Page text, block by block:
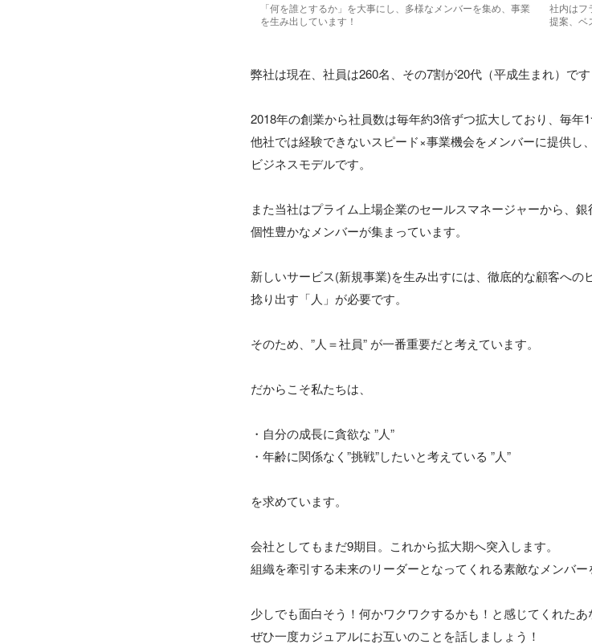
「何を誰とするか」を大事にし、多様なメンバーを集め、事業
を生み出しています！
社内はフ
提案、ベ
弊社は現在、社員は260名、その7割が20代（平成生まれ）です
2018年の創業から社員数は毎年約3倍ずつ拡大しており、毎年
他社では経験できないスピード×事業機会をメンバーに提供し
ビジネスモデルです。
また当社はプライム上場企業のセールスマネージャーから、
個性豊かなメンバーが集まっています。
新しいサービス(新規事業)を生み出すには、徹底的な顧客へ
捻り出す「人」が必要です。
そのため、”人＝社員” が一番重要だと考えています。
だからこそ私たちは、
・自分の成長に貪欲な ”人”
・年齢に関係なく”挑戦”したいと考えている ”人”
を求めています。
会社としてもまだ9期目。これから拡大期へ突入します。
組織を牽引する未来のリーダーとなってくれる素敵なメンバー
少しでも面白そう！何かワクワクするかも！と感じてくれたあ
ぜひ一度カジュアルにお互いのことを話しましょう！